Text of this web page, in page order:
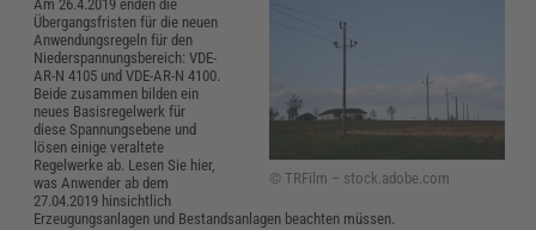
© TRFilm – stock.adobe.com
Am 26.4.2019 enden die
Übergangsfristen für die neuen
Anwendungsregeln für den
Niederspannungsbereich: VDE-
AR-N 4105 und VDE-AR-N 4100.
Beide zusammen bilden ein
neues Basisregelwerk für
diese Spannungsebene und
lösen einige veraltete
Regelwerke ab. Lesen Sie hier,
was Anwender ab dem
27.04.2019 hinsichtlich
Erzeugungsanlagen und Bestandsanlagen beachten müssen.